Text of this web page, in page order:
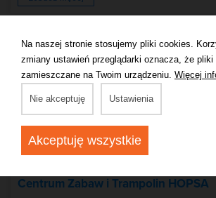
Centrum Zabaw i Trampolin HOPSA
Na naszej stronie stosujemy pliki cookies.
zmiany ustawień przeglądarki oznacza, że pliki
zamieszczane na Twoim urządzeniu. Więcej
Nie akceptuję Ustawienia
Akceptuję wszystkie